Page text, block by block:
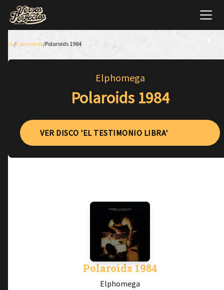
Inicio/Canciones/Polaroids 1984
Elphomega
Polaroids 1984
VER DISCO 'EL TESTIMONIO LIBRA'
Polaroids 1984
Elphomega